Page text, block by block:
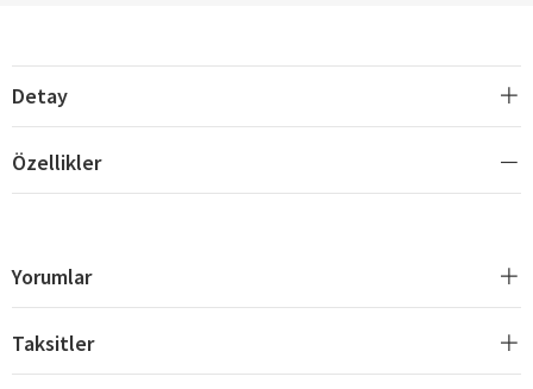
Detay
Özellikler
Yorumlar
Taksitler